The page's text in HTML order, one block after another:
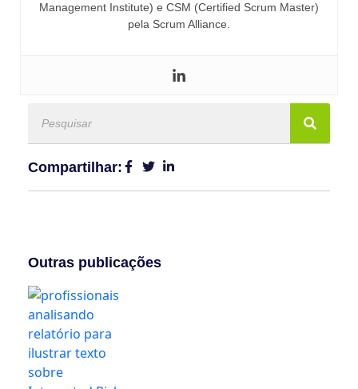
Management Institute) e CSM (Certified Scrum Master)
pela Scrum Alliance.
Compartilhar:
Outras publicações